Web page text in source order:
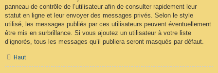
panneau de contrôle de l’utilisateur afin de consulter rapidement leur
statut en ligne et leur envoyer des messages privés. Selon le style
utilisé, les messages publiés par ces utilisateurs peuvent éventuellement
être mis en surbrillance. Si vous ajoutez un utilisateur à votre liste
d’ignorés, tous les messages qu’il publiera seront masqués par défaut.
Haut